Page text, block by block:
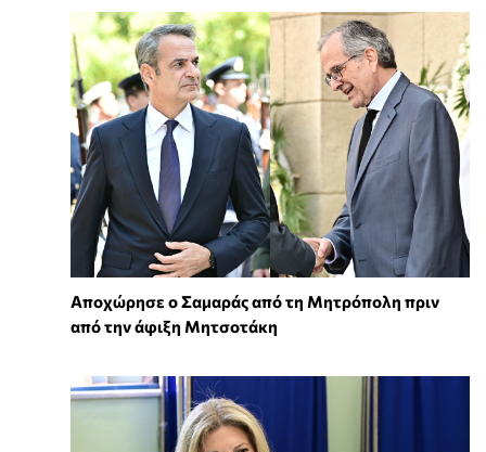
Αποχώρησε ο Σαμαράς από τη Μητρόπολη πριν
από την άφιξη Μητσοτάκη